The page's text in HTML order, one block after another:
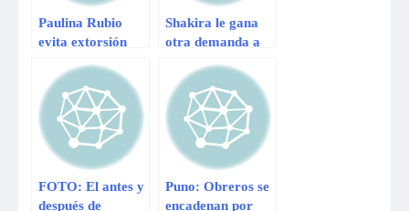
Paulina Rubio
evita extorsión
íntima
Shakira le gana
otra demanda a
Antonio de la Rúa
FOTO: El antes y
después de
Puno: Obreros se
encadenan por